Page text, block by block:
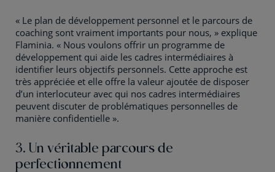
« Le plan de développement personnel et le parcours de
coaching sont vraiment importants pour nous, » explique
Flaminia. « Nous voulons offrir un programme de
développement qui aide les cadres intermédiaires à
identifier leurs objectifs personnels. Cette approche est
très appréciée et elle offre la valeur ajoutée de disposer
d’un interlocuteur avec qui nos cadres intermédiaires
peuvent discuter de problématiques personnelles de
manière confidentielle ».
3. Un véritable parcours de
perfectionnement